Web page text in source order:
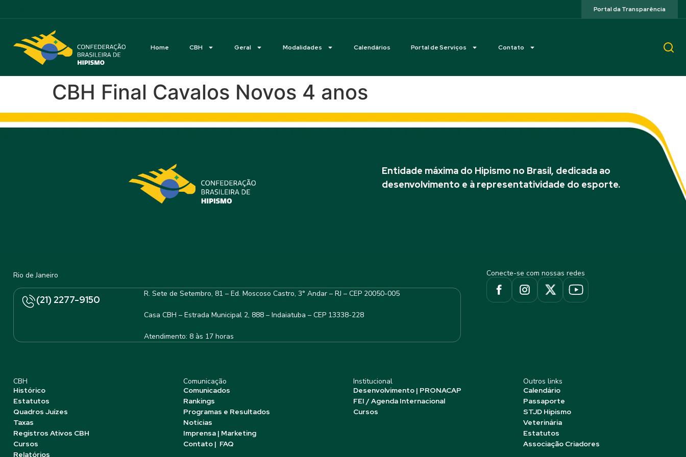
Portal da Transparência
Home CBH Geral Modalidades Calendários Portal de Serviços Contato
CBH Final Cavalos Novos 4 anos
Entidade máxima do Hipismo no Brasil, dedicada ao
desenvolvimento e à representatividade do esporte.
Rio de Janeiro
(21) 2277-9150
R. Sete de Setembro, 81 – Ed. Moscoso Castro, 3° Andar – RJ – CEP 20050-005
Casa CBH – Estrada Municipal 2, 888 – Indaiatuba – CEP 13338-228
Atendimento: 8 às 17 horas
Conecte-se com nossas redes
CBH
Histórico
Estatutos
Quadros Juízes
Taxas
Registros Ativos CBH
Cursos
Relatórios
Comunicação
Comunicados
Rankings
Programas e Resultados
Notícias
Imprensa | Marketing
Contato | FAQ
Institucional
Desenvolvimento | PRONACAP
FEI / Agenda Internacional
Cursos
Outros links
Calendário
Passaporte
STJD Hipismo
Veterinária
Estatutos
Associação Criadores